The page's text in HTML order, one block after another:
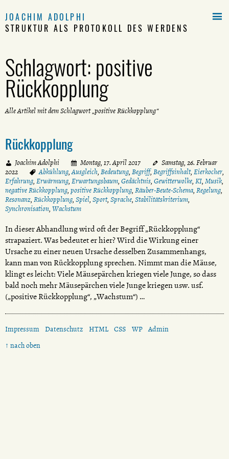
JOACHIM ADOLPHI
STRUKTUR ALS PROTOKOLL DES WERDENS
Schlagwort:positive
Rückkopplung
Alle Artikel mit dem Schlagwort „positive Rückkopplung“
Rückkopplung
Joachim Adolphi Montag, 17. April 2017
Samstag, 26. Februar
2022
Abkühlung,Ausgleich, Bedeutung, Begriff, Begriffsinhalt, Eierkocher,
Erfahrung, Erwärmung, Erwartungsbaum, Gedächtnis, Gewitterwolke, KI, Musik,
negative Rückkopplung, positive Rückkopplung, Räuber-Beute-Schema, Regelung,
Resonanz, Rückkopplung, Spiel, Sport, Sprache, Stabilitätskriterium,
Synchronisation, Wachstum
In dieser Abhandlung wird oft der Begriff „Rückkopplung“
strapaziert. Was bedeutet er hier? Wird die Wirkung einer
Ursache zu einer neuen Ursache desselben Zusammenhangs,
kann man von Rückkopplung sprechen. Nimmt man die Mäuse,
klingt es leicht: Viele Mäusepärchen kriegen viele Junge, so dass
bald noch mehr Mäusepärchen viele Junge kriegen usw. usf.
(„positive Rückkopplung“, „Wachstum“) …

Impressum Datenschutz HTML CSS WP Admin
↑ nach oben